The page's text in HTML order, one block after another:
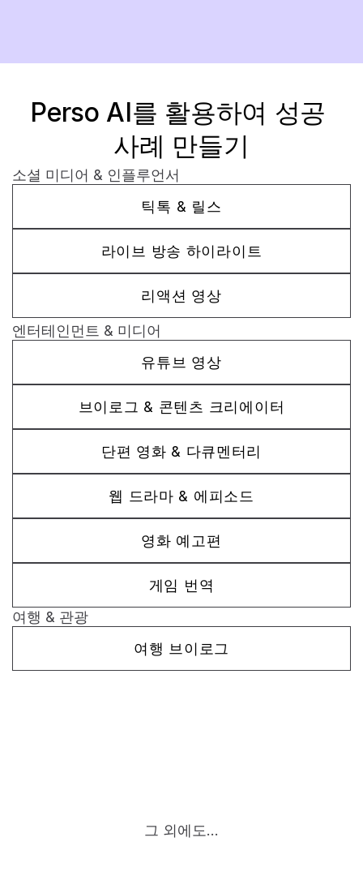
Perso AI를 활용하여 성공
사례 만들기
소셜 미디어 & 인플루언서
틱톡 & 릴스
라이브 방송 하이라이트
리액션 영상
엔터테인먼트 & 미디어
유튜브 영상
브이로그 & 콘텐츠 크리에이터
단편 영화 & 다큐멘터리
웹 드라마 & 에피소드
영화 예고편
게임 번역
여행 & 관광
여행 브이로그
그 외에도...